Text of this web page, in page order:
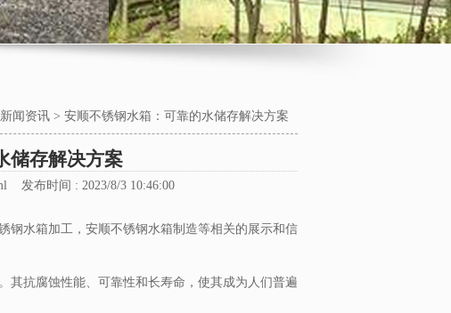
新闻资讯 > 安顺不锈钢水箱：可靠的水储存解决方案
储存解决方案
发布时间 : 2023/8/3 10:46:00
钢水箱加工，安顺不锈钢水箱制造等相关的展示和信
其抗腐蚀性能、可靠性和长寿命，使其成为人们普遍